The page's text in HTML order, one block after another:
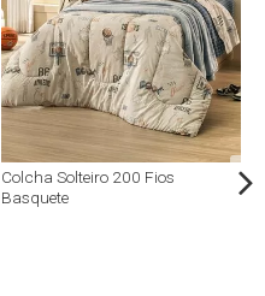
Colcha Solteiro 200 Fios
Basquete